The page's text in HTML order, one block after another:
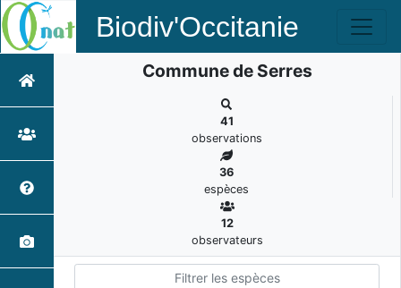
Biodiv'Occitanie
Commune de Serres
41
observations
36
espèces
12
observateurs